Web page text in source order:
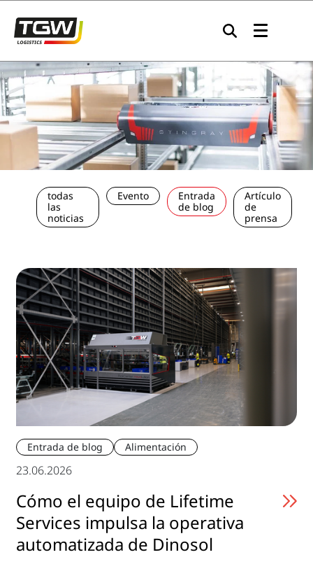
todas
las
noticias
Evento
Entrada
de blog
Artículo
de
prensa
Entrada de blog Alimentación
23.06.2026
Cómo el equipo de Lifetime
Services impulsa la operativa
automatizada de Dinosol